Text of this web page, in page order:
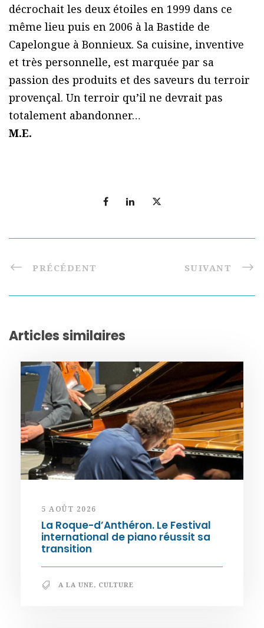
décrochait les deux étoiles en 1999 dans ce
même lieu puis en 2006 à la Bastide de
Capelongue à Bonnieux. Sa cuisine, inventive
et très personnelle, est marquée par sa
passion des produits et des saveurs du terroir
provençal. Un terroir qu’il ne devrait pas
totalement abandonner…
M.E.
PRÉCÉDENT SUIVANT
Articles similaires
5 AOÛT 2026
La Roque-d’Anthéron. Le Festival
international de piano réussit sa
transition
A LA UNE, CULTURE